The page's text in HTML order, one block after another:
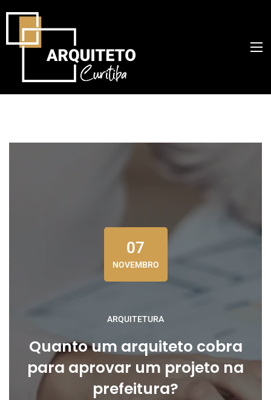
07
NOVEMBRO
ARQUITETURA
Quanto um arquiteto cobra
para aprovar um projeto na
prefeitura?